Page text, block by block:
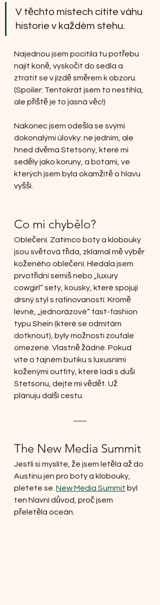
V těchto místech cítíte váhu
historie v každém stehu.
Najednou jsem pocítila tu potřebu
najít koně, vyskočit do sedla a
ztratit se v jízdě směrem k obzoru.
(Spoiler: Tentokrát jsem to nestihla,
ale příště je to jasná věc!)
Nakonec jsem odešla se svými
dokonalými úlovky: ne jedním, ale
hned dvěma Stetsony, které mi
seděly jako koruny, a botami, ve
kterých jsem byla okamžitě o hlavu
vyšší.
Co mi chybělo?
Oblečení. Zatímco boty a klobouky
jsou světová třída, zklamal mě výběr
koženého oblečení. Hledala jsem
prvotřídní semiš nebo „luxury
cowgirl“ sety, kousky, které spojují
drsný styl s rafinovaností. Kromě
levné, „jednorázové“ fast-fashion
typu Shein (které se odmítám
dotknout), byly možnosti zoufale
omezené. Vlastně žádné. Pokud
víte o tajném butiku s luxusními
koženými outfity, které ladí s duší
Stetsonu, dejte mi vědět. Už
plánuju další cestu.
The New Media Summit
Jestli si myslíte, že jsem letěla až do
Austinu jen pro boty a klobouky,
pletete se. New Media Summit byl
ten hlavní důvod, proč jsem
přeletěla oceán.